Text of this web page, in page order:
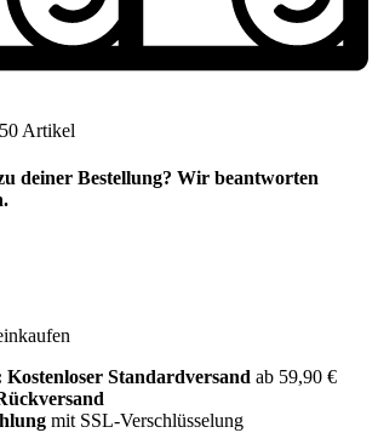
Artikel
deiner Bestellung? Wir beantworten
Kostenloser Standardversand ab 59,90 €
mit SSL-Verschlüsselung